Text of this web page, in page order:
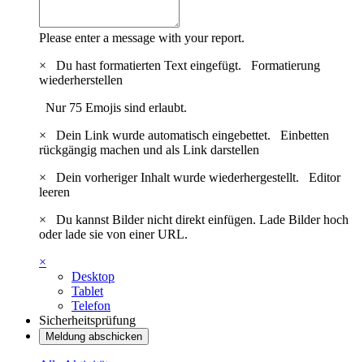
Please enter a message with your report.
×
Du hast formatierten Text eingefügt. Formatierung
wiederherstellen
Nur 75 Emojis sind erlaubt.
×
Dein Link wurde automatisch eingebettet. Einbetten
rückgängig machen und als Link darstellen
×
Dein vorheriger Inhalt wurde wiederhergestellt. Editor
leeren
×
Du kannst Bilder nicht direkt einfügen. Lade Bilder hoch
oder lade sie von einer URL.
×
Desktop
Tablet
Telefon
Sicherheitsprüfung
Meldung abschicken